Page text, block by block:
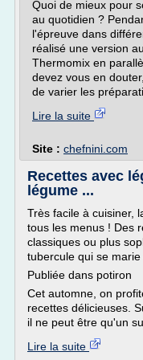
Quoi de mieux pour
au quotidien ?
l'épreuve dans
réalisé une version
Thermomix en
devez vous en
de varier les
Lire la suite
Site : chefnini.com
Recettes avec
légume ...
Très facile à cuisiner,
tous les menus ! Des
classiques ou plus
tubercule qui se
Publiée dans potiron
Cet automne, on
recettes délicieuses.
il ne peut être qu'un
Lire la suite